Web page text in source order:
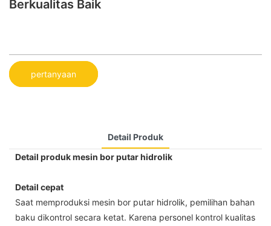
Berkualitas Baik
pertanyaan
Detail Produk
Detail produk mesin bor putar hidrolik
Detail cepat
Saat memproduksi mesin bor putar hidrolik, pemilihan bahan
baku dikontrol secara ketat. Karena personel kontrol kualitas